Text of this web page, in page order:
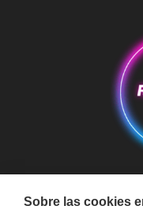
Aviso Legal
Sobre las cookies